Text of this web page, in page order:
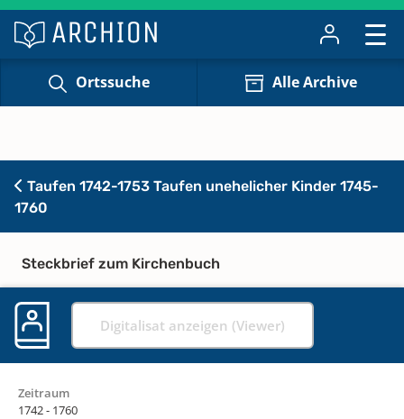
Ortssuche Alle Archive
Taufen 1742-1753 Taufen unehelicher Kinder 1745-
1760
Steckbrief zum Kirchenbuch
Digitalisat anzeigen (Viewer)
Zeitraum
1742 - 1760